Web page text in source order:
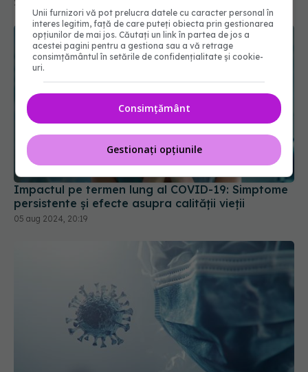
Impactul pe termen lung al COVID-19: Simptome
persistente și efecte asupra calității vieții
05 aug 2024, 20:19
Unii furnizori vă pot prelucra datele cu caracter personal în
interes legitim, față de care puteți obiecta prin gestionarea
opțiunilor de mai jos. Căutați un link în partea de jos a
acestei pagini pentru a gestiona sau a vă retrage
consimțământul în setările de confidențialitate și cookie-
uri.
Consimțământ
Gestionați opțiunile